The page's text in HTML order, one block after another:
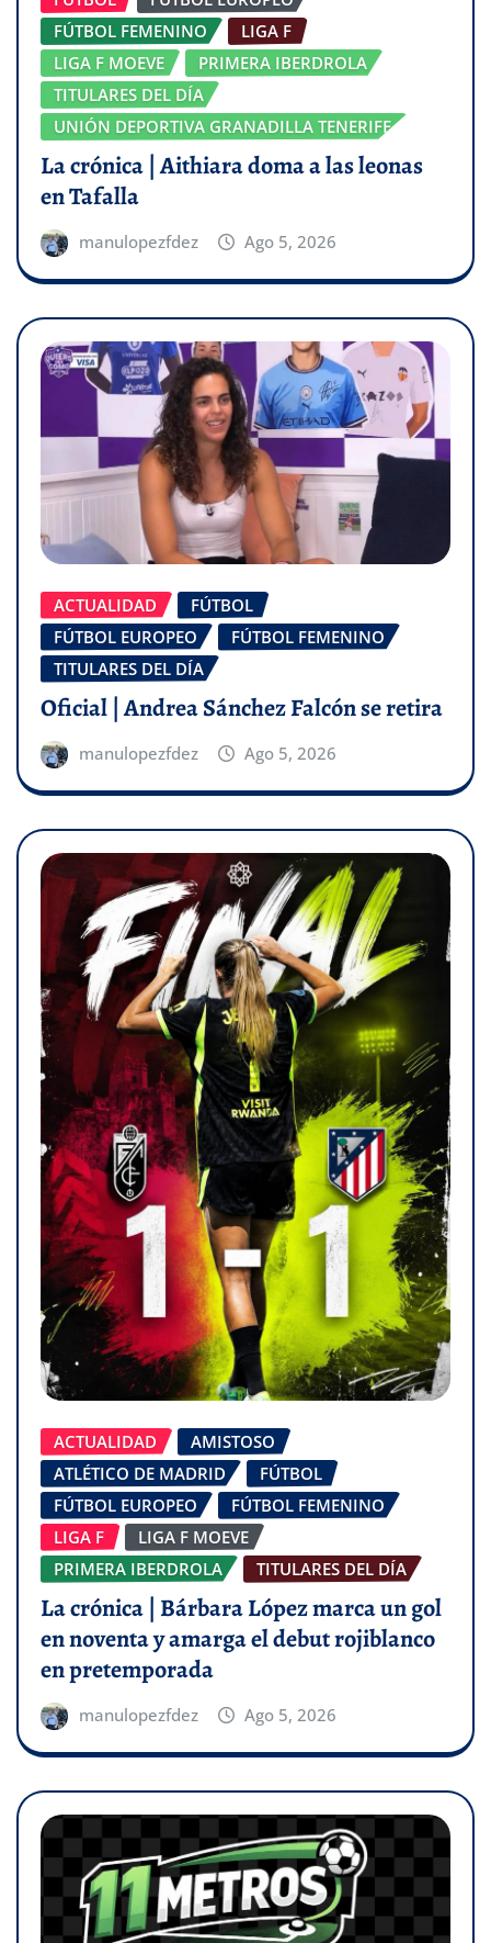
FÚTBOL FEMENINO
LIGA F
LIGA F MOEVE
PRIMERA IBERDROLA
TITULARES DEL DÍA
UNIÓN DEPORTIVA GRANADILLA TENERIFE
La crónica | Aithiara doma a las leonas
en Tafalla
manulopezfdez Ago 5, 2026
ACTUALIDAD
FÚTBOL
FÚTBOL EUROPEO
FÚTBOL FEMENINO
TITULARES DEL DÍA
Oficial | Andrea Sánchez Falcón se retira
manulopezfdez Ago 5, 2026
ACTUALIDAD
AMISTOSO
ATLÉTICO DE MADRID
FÚTBOL
FÚTBOL EUROPEO
FÚTBOL FEMENINO
LIGA F
LIGA F MOEVE
PRIMERA IBERDROLA
TITULARES DEL DÍA
La crónica | Bárbara López marca un gol
en noventa y amarga el debut rojiblanco
en pretemporada
manulopezfdez Ago 5, 2026